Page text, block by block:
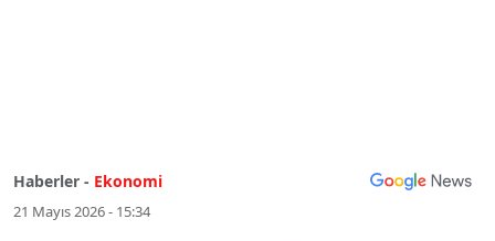
Haberler - Ekonomi
21 Mayıs 2026 - 15:34